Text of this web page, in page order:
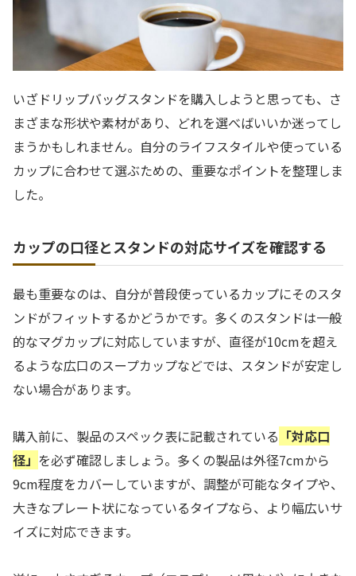
いざドリップバッグスタンドを購入しようと思っても、さ
まざまな形状や素材があり、どれを選べばいいか迷ってし
まうかもしれません。自分のライフスタイルや使っている
カップに合わせて選ぶための、重要なポイントを整理しま
した。
カップの口径とスタンドの対応サイズを確認する
最も重要なのは、自分が普段使っているカップにそのスタ
ンドがフィットするかどうかです。多くのスタンドは一般
的なマグカップに対応していますが、直径が10cmを超え
るような広口のスープカップなどでは、スタンドが安定し
ない場合があります。
購入前に、製品のスペック表に記載されている 「対応口
径」 を必ず確認しましょう。多くの製品は外径7cmから
9cm程度をカバーしていますが、調整が可能なタイプや、
大きなプレート状になっているタイプなら、より幅広いサ
イズに対応できます。